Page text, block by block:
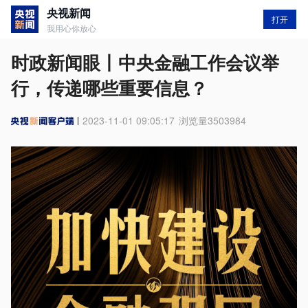
央视新闻
我用心你放心
打开
时政新闻眼丨中央金融工作会议举
行，传递哪些重要信息？
2023-11-01 09:05:17 浏览量3503984